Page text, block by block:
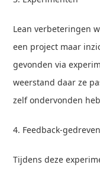
Lean verbeteringen
een project maar
gevonden via
weerstand daar ze
zelf ondervonden
4. Feedback-
Tijdens deze